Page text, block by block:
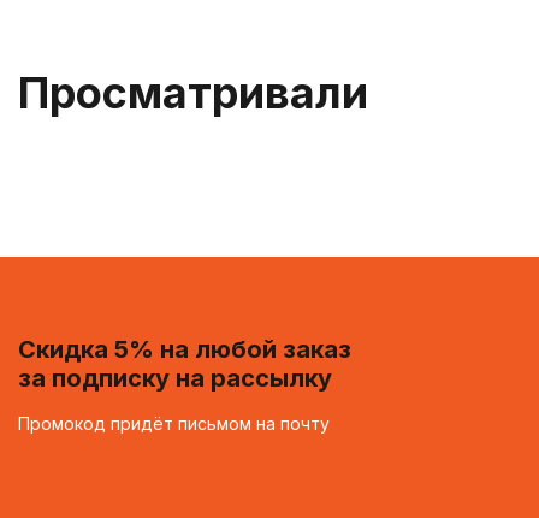
Просматривали
Скидка 5% на любой заказ
за подписку на рассылку
Промокод придёт письмом на почту